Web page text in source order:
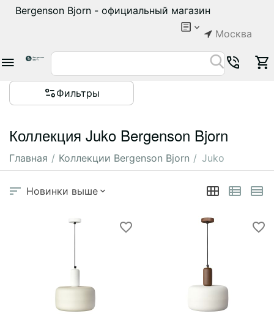
Bergenson Bjorn - официальный магазин
Москва
Фильтры
Коллекция Juko Bergenson Bjorn
Главная / Коллекции Bergenson Bjorn / Juko
Новинки выше